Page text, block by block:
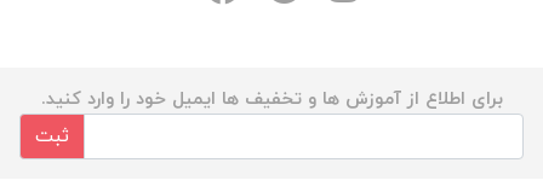
برای اطلاع از آموزش ها و تخفیف ها ایمیل خود را وارد کنید.
ثبت